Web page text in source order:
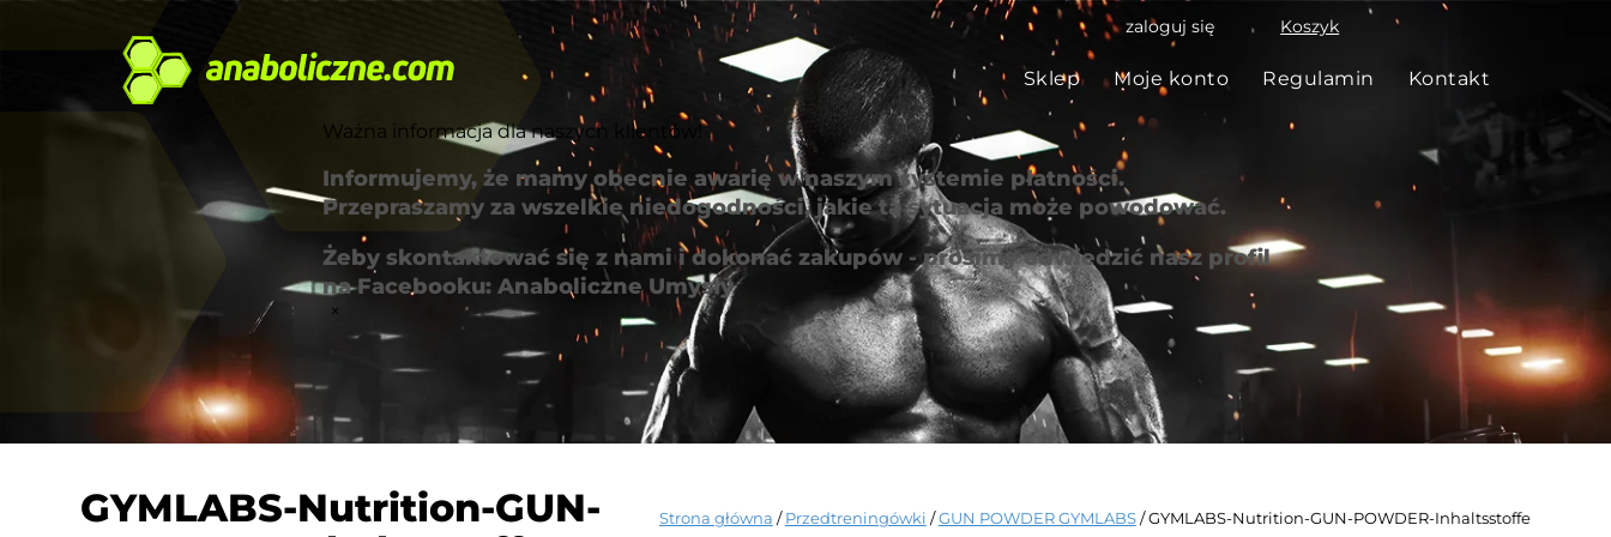
Koszyk
zaloguj się
Sklep Moje konto Regulamin Kontakt
Strona główna /Przedtreningówki /GUN POWDER GYMLABS/ GYMLABS-Nutrition-GUN-POWDER-Inhaltsstoffe
GYMLABS-Nutrition-GUN-
Ważna informacja dla naszych klientów!
Informujemy, że mamy obecnie awarię w naszym systemie płatności.
Przepraszamy za wszelkie niedogodności, jakie ta sytuacja może powodować.
Żeby skontaktować się z nami i dokonać zakupów - prosimy odwiedzić nasz profil
na Facebooku: Anaboliczne Umysły
×